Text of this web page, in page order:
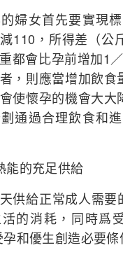
婦女首先要實現
減110，所得差（
都會比孕前增加1
，則應當增加飲
使懷孕的機會大
通過合理飲食和
能的充足供給
供給正常成人需
的消耗，同時爲
和優生創造必要條